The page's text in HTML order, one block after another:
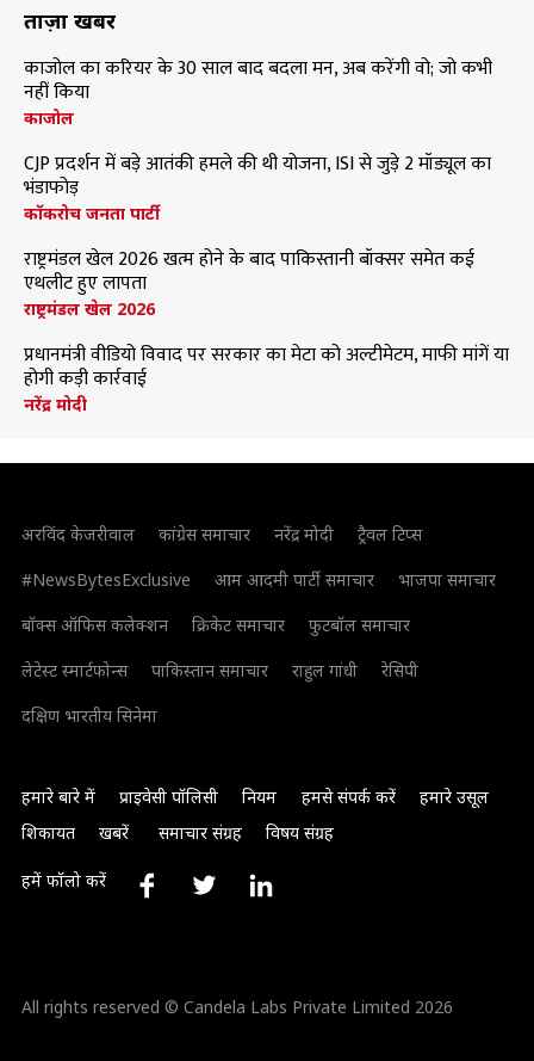
ताज़ा खबरें
काजोल का करियर के 30 साल बाद बदला मन, अब करेंगी वो; जो कभी
नहीं किया
काजोल
CJP प्रदर्शन में बड़े आतंकी हमले की थी योजना, ISI से जुड़े 2 मॉड्यूल का
भंडाफोड़
कॉकरोच जनता पार्टी
राष्ट्रमंडल खेल 2026 खत्म होने के बाद पाकिस्तानी बॉक्सर समेत कई
एथलीट हुए लापता
राष्ट्रमंडल खेल 2026
प्रधानमंत्री वीडियो विवाद पर सरकार का मेटा को अल्टीमेटम, माफी मांगें या
होगी कड़ी कार्रवाई
नरेंद्र मोदी
अरविंद केजरीवाल कांग्रेस समाचार नरेंद्र मोदी
ट्रैवल टिप्स
#NewsBytesExclusive
आम आदमी पार्टी समाचार
भाजपा समाचार
बॉक्स ऑफिस कलेक्शन
क्रिकेट समाचार
फुटबॉल समाचार
लेटेस्ट स्मार्टफोन्स
पाकिस्तान समाचार राहुल गांधी
रेसिपी
दक्षिण भारतीय सिनेमा
हमारे बारे में प्राइवेसी पॉलिसी नियम हमसे संपर्क करें
हमारे उसूल
शिकायत
खबरें समाचार संग्रह विषय संग्रह
हमें फॉलो करें
All rights reserved © Candela Labs Private Limited 2026